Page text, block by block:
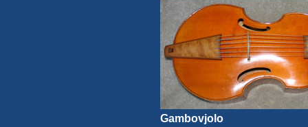
Gambovjolo